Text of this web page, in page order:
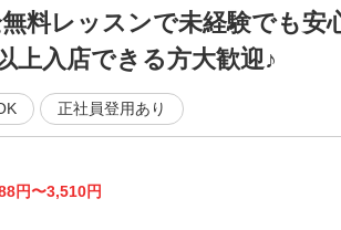
料レッスンで未経験でも安
上入店できる方大歓迎♪
正社員登用あり
円〜3,510円